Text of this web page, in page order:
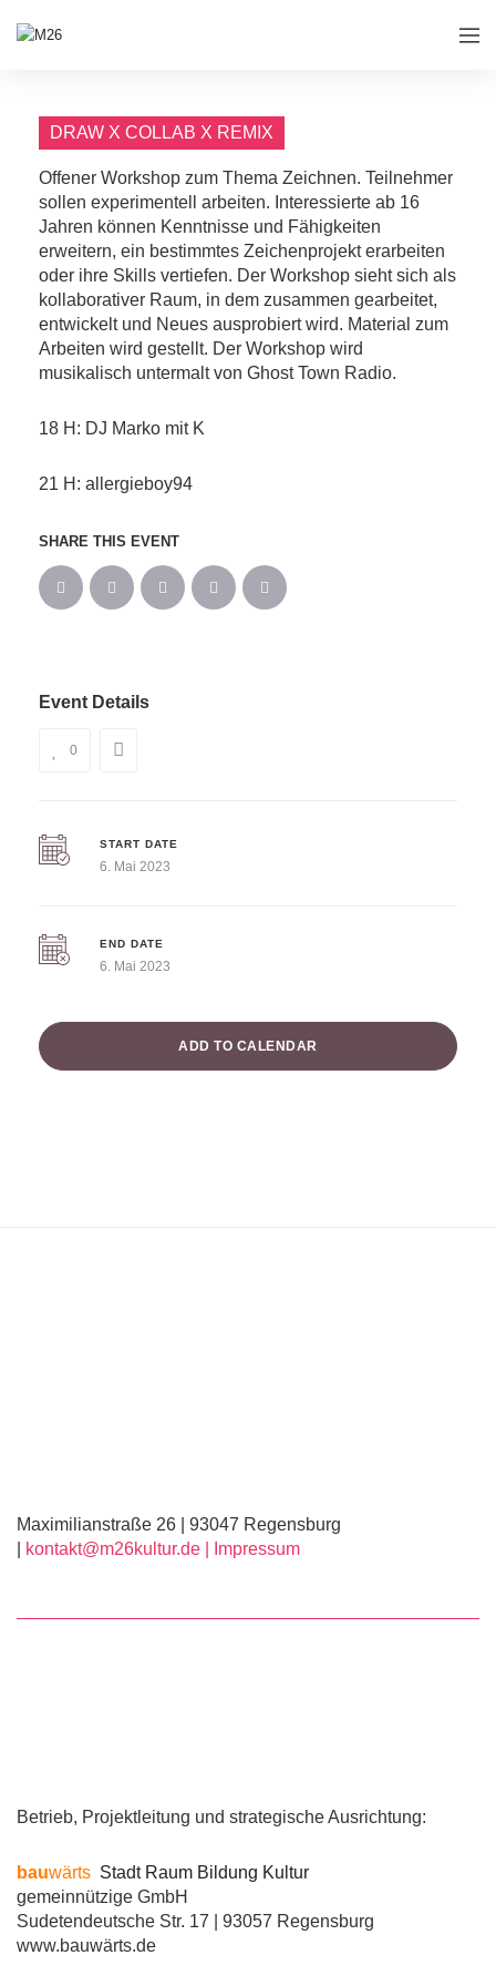
DRAW X COLLAB X REMIX
Offener Workshop zum Thema Zeichnen. Teilnehmer
sollen experimentell arbeiten. Interessierte ab 16
Jahren können Kenntnisse und Fähigkeiten
erweitern, ein bestimmtes Zeichenprojekt erarbeiten
oder ihre Skills vertiefen. Der Workshop sieht sich als
kollaborativer Raum, in dem zusammen gearbeitet,
entwickelt und Neues ausprobiert wird. Material zum
Arbeiten wird gestellt. Der Workshop wird
musikalisch untermalt von Ghost Town Radio.
18 H: DJ Marko mit K
21 H: allergieboy94
SHARE THIS EVENT
Event Details
0
START DATE
6. Mai 2023
END DATE
6. Mai 2023
ADD TO CALENDAR
Maximilianstraße 26 | 93047 Regensburg
kontakt@m26kultur.de | Impressum
Betrieb, Projektleitung und strategische Ausrichtung:
bauwärts Stadt Raum Bildung Kultur
gemeinnützige GmbH
Sudetendeutsche Str. 17 | 93057 Regensburg
www.bauwärts.de